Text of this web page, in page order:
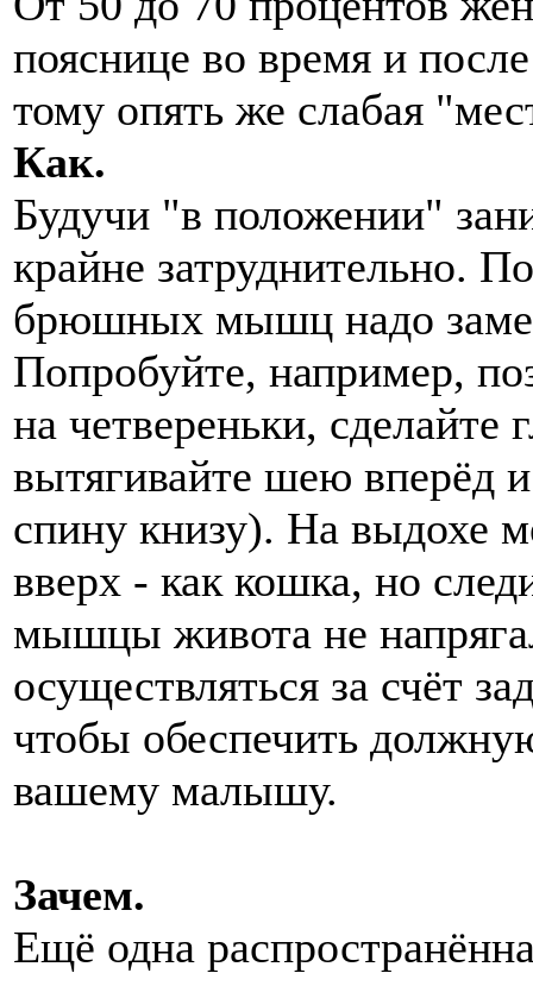
пояснице во время и
тому опять же слабая
Как.
Будучи "в положении"
крайне затруднительно.
брюшных мышц надо
Попробуйте, например,
на четвереньки, сделайте
вытягивайте шею вперёд
спину книзу). На выдохе
вверх - как кошка, но
мышцы живота не
осуществляться за счёт
чтобы обеспечить
вашему малышу.
Зачем.
Ещё одна